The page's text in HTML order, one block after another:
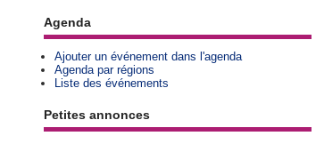
Agenda
Ajouter un événement dans l'agenda
Agenda par régions
Liste des événements
Petites annonces